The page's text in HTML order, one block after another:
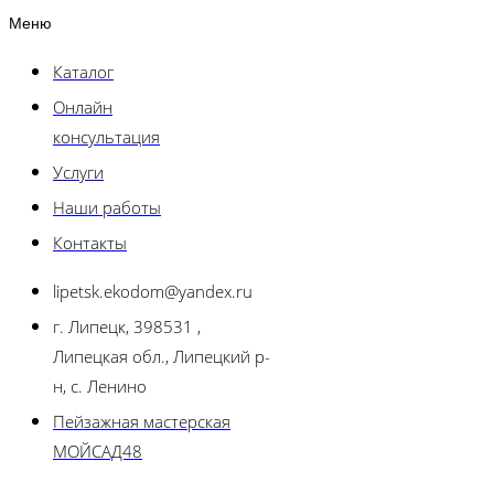
Меню
Каталог
Онлайн
консультация
Услуги
Наши работы
Контакты
lipetsk.ekodom@yandex.ru
г. Липецк, 398531 ,
Липецкая обл., Липецкий р-
н, с. Ленино
Пейзажная мастерская
МОЙСАД48